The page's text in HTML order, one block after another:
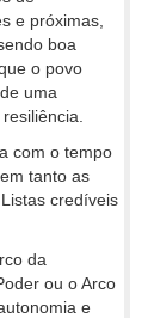
e próximas,
boa
o povo
uma
com o tempo
tanto as
credíveis
da
ou o Arco
e